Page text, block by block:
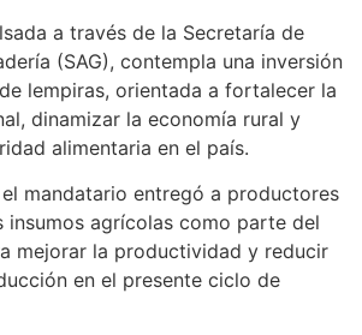
a través de la Secretaría de
(SAG), contempla una inversión
lempiras, orientada a fortalecer la
dinamizar la economía rural y
alimentaria en el país.
mandatario entregó a productores
agrícolas como parte del
mejorar la productividad y reducir
en el presente ciclo de